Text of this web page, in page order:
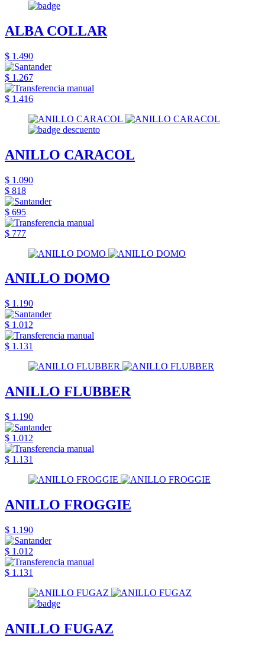
ALBA COLLAR
$ 1.490
$ 1.267
$ 1.416
ANILLO CARACOL
$ 1.090
$ 818
$ 695
$ 777
ANILLO DOMO
$ 1.190
$ 1.012
$ 1.131
ANILLO FLUBBER
$ 1.190
$ 1.012
$ 1.131
ANILLO FROGGIE
$ 1.190
$ 1.012
$ 1.131
ANILLO FUGAZ